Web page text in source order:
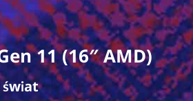
11 (16″ AMD)
świat